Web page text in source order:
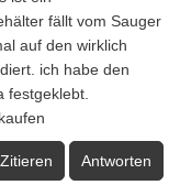
fällt vom Sauger
auf den wirklich
ich habe den
festgeklebt.
Zitieren Antworten